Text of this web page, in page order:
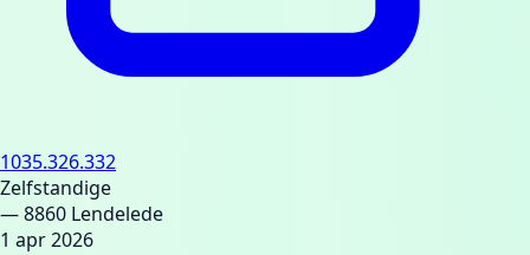
1035.326.332
Zelfstandige
— 8860 Lendelede
1 apr 2026